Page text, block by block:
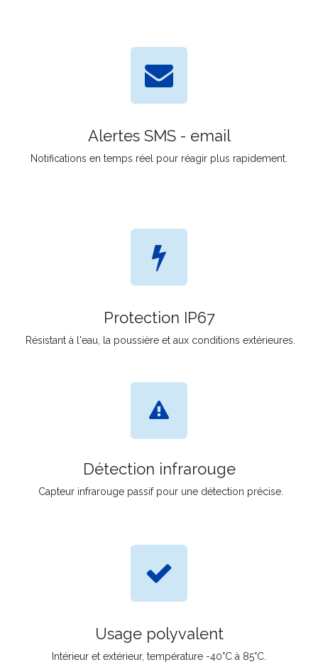
Alertes SMS - email
Notifications en temps réel pour réagir plus rapidement.
Protection IP67
Résistant à l'eau, la poussière et aux conditions extérieures.
Détection infrarouge
Capteur infrarouge passif pour une détection précise.
Usage polyvalent
Intérieur et extérieur, température -40°C à 85°C.